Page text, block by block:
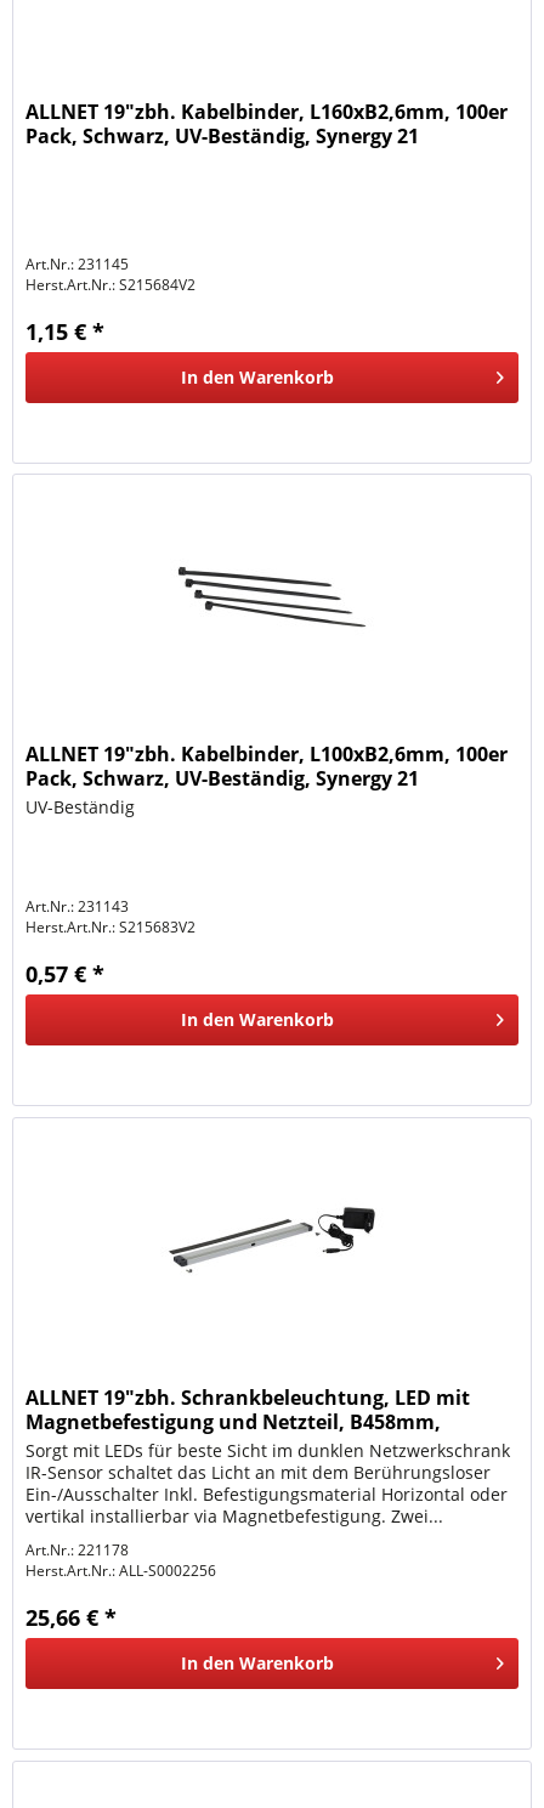
ALLNET 19"zbh. Kabelbinder, L160xB2,6mm, 100er
Pack, Schwarz, UV-Beständig, Synergy 21
Art.Nr.: 231145
Herst.Art.Nr.:S215684V2
1,15 € *
In den Warenkorb
ALLNET 19"zbh. Kabelbinder, L100xB2,6mm, 100er
Pack, Schwarz, UV-Beständig, Synergy 21
UV-Beständig
Art.Nr.: 231143
Herst.Art.Nr.:S215683V2
0,57 € *
In den Warenkorb
ALLNET 19"zbh. Schrankbeleuchtung, LED mit
Magnetbefestigung und Netzteil, B458mm,
Synergy 21
Sorgt mit LEDs für beste Sicht im dunklen Netzwerkschrank
IR-Sensor schaltet das Licht an mit dem Berührungsloser
Ein-/Ausschalter Inkl. Befestigungsmaterial Horizontal oder
vertikal installierbar via Magnetbefestigung. Zwei...
Art.Nr.: 221178
Herst.Art.Nr.:ALL-S0002256
25,66 € *
In den Warenkorb